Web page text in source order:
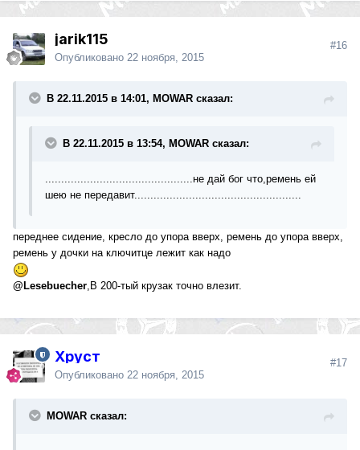
jarik115
Опубликовано 22 ноября, 2015
#16
В 22.11.2015 в 14:01, MOWAR сказал:
В 22.11.2015 в 13:54, MOWAR сказал:
..............................................не дай бог что,ремень ей
шею не передавит....................................................
переднее сидение, кресло до упора вверх, ремень до упора вверх,
ремень у дочки на ключитце лежит как надо
@Lesebuecher ,В 200-тый крузак точно влезит.
Хруст
Опубликовано 22 ноября, 2015
#17
MOWAR сказал: